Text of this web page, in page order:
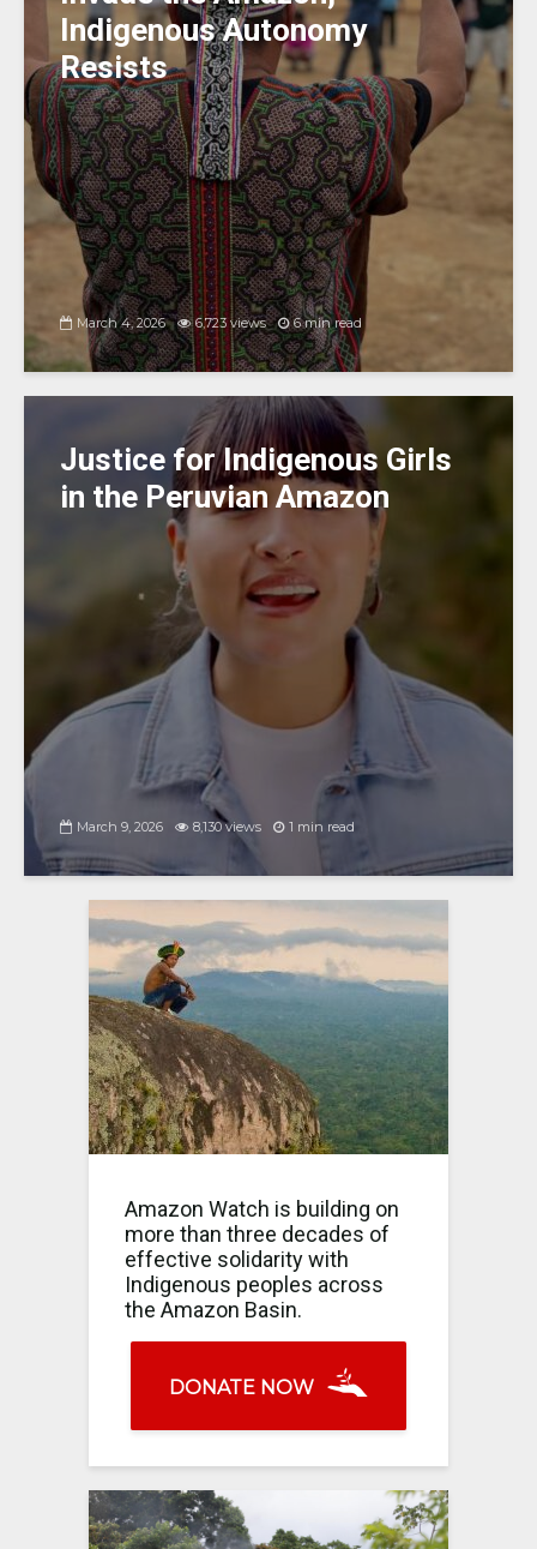
Indigenous Autonomy
Resists
March 4, 2026 6,723 views 6 min read
Justice for Indigenous Girls
in the Peruvian Amazon
March 9, 2026 8,130 views 1 min read
Amazon Watch is building on
more than three decades of
effective solidarity with
Indigenous peoples across
the Amazon Basin.
DONATE NOW